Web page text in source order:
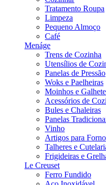
Tratamento Roupa
Limpeza
Pequeno Almoço
Café
Menáge
Trens de Cozinha
Utensílios de
Panelas de Pressão
Woks e Paelheiras
Moinhos e
Acessórios de
Bules e Chaleiras
Panelas
Vinho
Artigos para Forno
Talheres e
Frigideiras e
Le Creuset
Ferro Fundido